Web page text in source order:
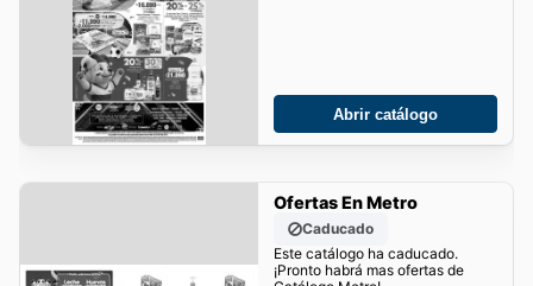
Abrir catálogo
Ofertas En Metro
Caducado
Este catálogo ha caducado.
¡Pronto habrá mas ofertas de